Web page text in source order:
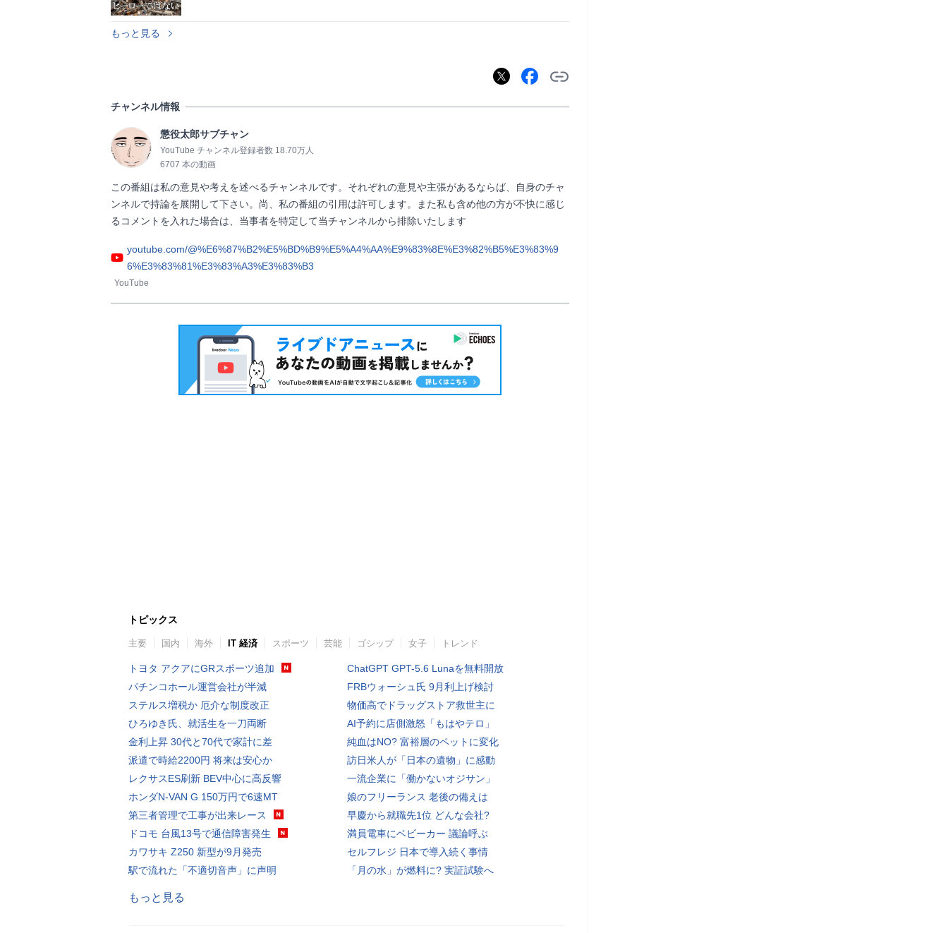
もっと見る
チャンネル情報
懲役太郎サブチャン
YouTube チャンネル登録者数 18.70万人
6707 本の動画
この番組は私の意見や考えを述べるチャンネルです。それぞれの意見や主張があるならば、自身のチャ
ンネルで持論を展開して下さい。尚、私の番組の引用は許可します。また私も含め他の方が不快に感じ
るコメントを入れた場合は、当事者を特定して当チャンネルから排除いたします
youtube.com/@%E6%87%B2%E5%BD%B9%E5%A4%AA%E9%83%8E%E3%82%B5%E3%83%9
6%E3%83%81%E3%83%A3%E3%83%B3
YouTube
トピックス
主要 国内 海外 IT 経済 スポーツ 芸能 ゴシップ 女子 トレンド
トヨタ アクアにGRスポーツ追加
パチンコホール運営会社が半減
ステルス増税か 厄介な制度改正
ひろゆき氏、就活生を一刀両断
金利上昇 30代と70代で家計に差
派遣で時給2200円 将来は安心か
レクサスES刷新 BEV中心に高反響
ホンダN-VAN G 150万円で6速MT
第三者管理で工事が出来レース
ドコモ 台風13号で通信障害発生
カワサキ Z250 新型が9月発売
駅で流れた「不適切音声」に声明
ChatGPT GPT-5.6 Lunaを無料開放
FRBウォーシュ氏 9月利上げ検討
物価高でドラッグストア救世主に
AI予約に店側激怒「もはやテロ」
純血はNO? 富裕層のペットに変化
訪日米人が「日本の遺物」に感動
一流企業に「働かないオジサン」
娘のフリーランス 老後の備えは
早慶から就職先1位 どんな会社?
満員電車にベビーカー 議論呼ぶ
セルフレジ 日本で導入続く事情
「月の水」が燃料に? 実証試験へ
もっと見る